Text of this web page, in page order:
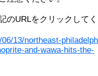
のURLをクリックして
13/northeast-
and-wawa-hits-the-